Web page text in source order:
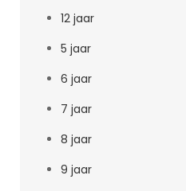
12 jaar
5 jaar
6 jaar
7 jaar
8 jaar
9 jaar